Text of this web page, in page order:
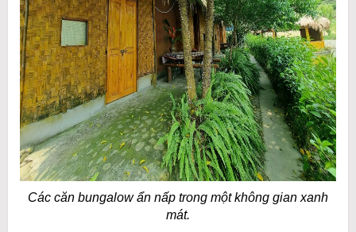
Các căn bungalow ẩn nấp trong một không gian xanh
mát.